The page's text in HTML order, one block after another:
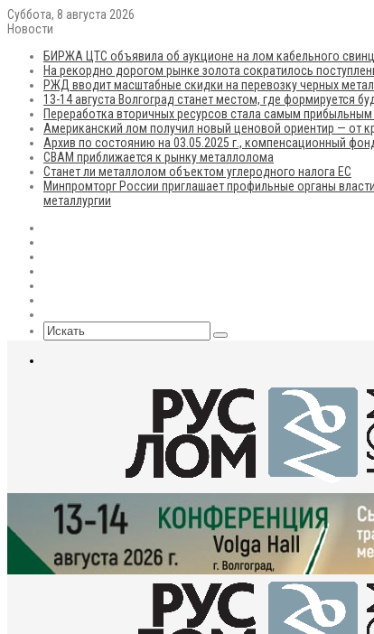
Суббота, 8 августа 2026
Новости
БИРЖА ЦТС объявила об аукционе на лом кабельного
На рекордно дорогом рынке золота сократилось
РЖД вводит масштабные скидки на перевозку черных
13-14 августа Волгоград станет местом, где формируется
Переработка вторичных ресурсов стала самым
Американский лом получил новый ценовой ориентир — от
Архив по состоянию на 03.05.2025 г., компенсационный
CBAM приближается к рынку металлолома
Станет ли металлолом объектом углеродного налога ЕС
Минпромторг России приглашает профильные органы
металлургии
Искать